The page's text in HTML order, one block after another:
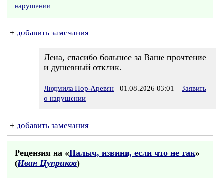
нарушении
+ добавить замечания
Лена, спасибо большое за Ваше прочтение
и душевный отклик.
Людмила Нор-Аревян 01.08.2026 03:01
Заявить
о нарушении
+ добавить замечания
Рецензия на «Палыч, извини, если что не так»
(Иван Цуприков)